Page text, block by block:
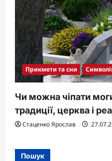
Прикмети та сни
Чи можна чіпати
традиції, церква і
Стаценко Ярослав
Пошук